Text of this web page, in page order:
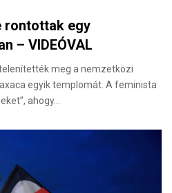
rontottak egy
– VIDEÓVAL
meg a nemzetközi
egyik templomát. A feminista
ahogy…